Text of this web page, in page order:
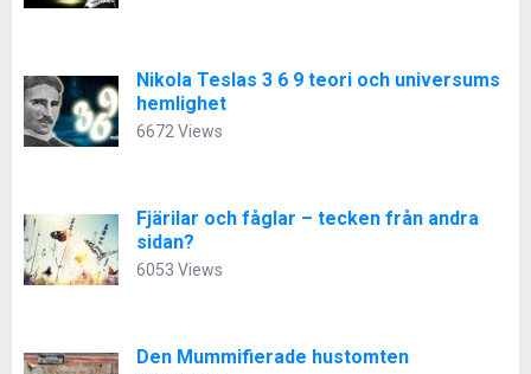
Nikola Teslas 3 6 9 teori och universums
hemlighet
6672 Views
Fjärilar och fåglar – tecken från andra
sidan?
6053 Views
Den Mummifierade hustomten